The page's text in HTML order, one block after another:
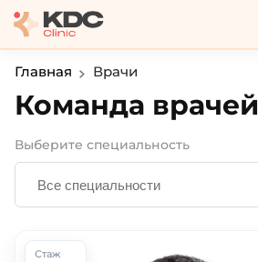
Главная Врачи
Команда врачей
Выберите специальность
Стаж